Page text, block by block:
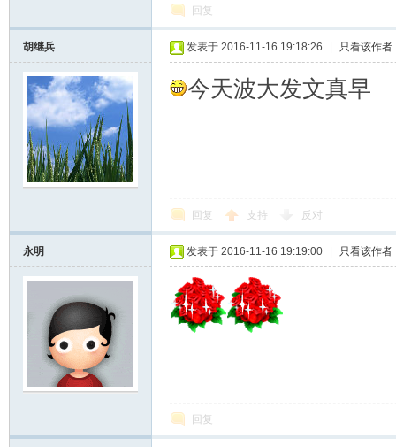
回复
胡继兵 发表于 2016-11-16 19:18:26 只看该作者
今天波大发文真早
回复 支持 反对
永明 发表于 2016-11-16 19:19:00 只看该作者
回复